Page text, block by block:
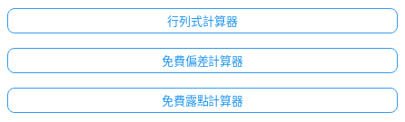
行列式計算器
免費偏差計算器
免費露點計算器